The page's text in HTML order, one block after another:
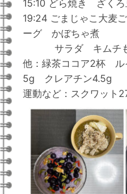
15:10 どら焼き ざくろ
19:24 ごまじゃこ大
ーグ かぼちゃ煮
サラダ キムチも
他：緑茶ココア2杯 ル
5g クレアチン4.5g
運動など：スクワット